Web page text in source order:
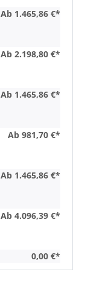
Ab 1.465,86 €*
Ab 2.198,80 €*
Ab 1.465,86 €*
Ab 981,70 €*
Ab 1.465,86 €*
Ab 4.096,39 €*
0,00 €*